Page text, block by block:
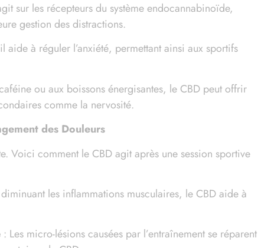
sur les récepteurs du système endocannabinoïde,
gestion des distractions.
aide à réguler l’anxiété, permettant ainsi aux sportifs
ou aux boissons énergisantes, le CBD peut offrir
comme la nervosité.
des Douleurs
Voici comment le CBD agit après une session sportive
les inflammations musculaires, le CBD aide à
: Les micro-lésions causées par l’entraînement se réparent